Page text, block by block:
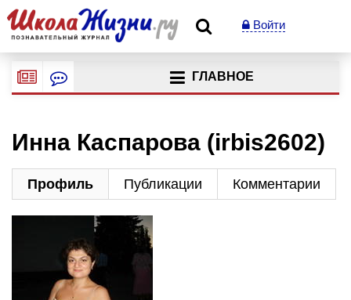
Войти
ГЛАВНОЕ
Инна Каспарова (irbis2602)
Профиль Публикации Комментарии